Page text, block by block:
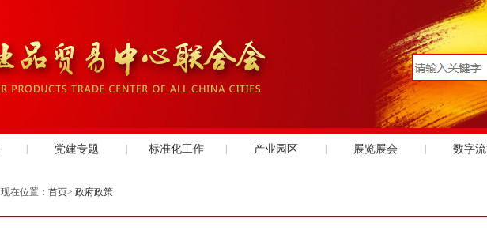
党建专题 标准化工作 产业园区 展览展会 数字流
现在位置： 首页> 政府政策